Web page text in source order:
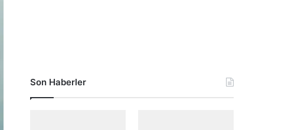
Son Haberler